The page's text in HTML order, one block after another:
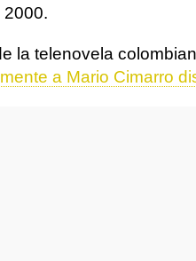
2000.
la telenovela
a Mario Cimarro